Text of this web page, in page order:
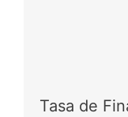
Tasa de